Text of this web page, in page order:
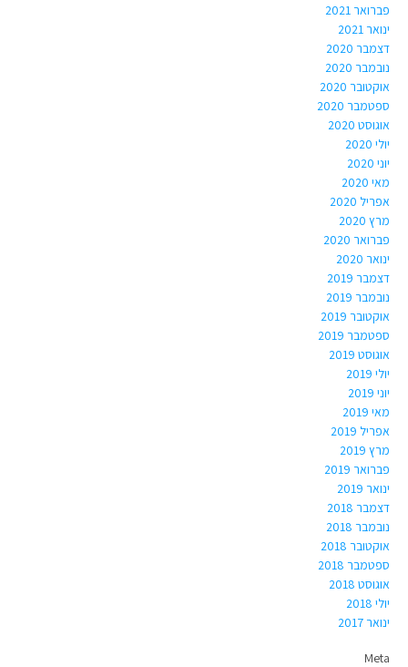
פברואר 2021
ינואר 2021
דצמבר 2020
נובמבר 2020
אוקטובר 2020
ספטמבר 2020
אוגוסט 2020
יולי 2020
יוני 2020
מאי 2020
אפריל 2020
מרץ 2020
פברואר 2020
ינואר 2020
דצמבר 2019
נובמבר 2019
אוקטובר 2019
ספטמבר 2019
אוגוסט 2019
יולי 2019
יוני 2019
מאי 2019
אפריל 2019
מרץ 2019
פברואר 2019
ינואר 2019
דצמבר 2018
נובמבר 2018
אוקטובר 2018
ספטמבר 2018
אוגוסט 2018
יולי 2018
ינואר 2017
Meta